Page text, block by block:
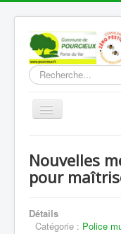
Rechercher
Basculer
Découverte
Vie locale
Nouvelles
pour
Détails
Catégorie : Police